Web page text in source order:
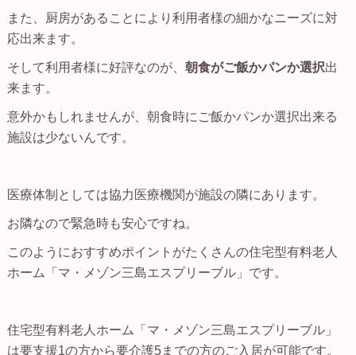
また、厨房があることにより利用者様の細かなニーズに対
応出来ます。
そして利用者様に好評なのが、 朝食がご飯かパンか選択出
来ます。
意外かもしれませんが、朝食時にご飯かパンか選択出来る
施設は少ないんです。
医療体制としては協力医療機関が施設の隣にあります。
お隣なので緊急時も安心ですね。
このようにおすすめポイントがたくさんの住宅型有料老人
ホーム「マ・メゾン三島エスプリーブル」です。
住宅型有料老人ホーム「マ・メゾン三島エスプリーブル」
は要支援1の方から要介護5までの方のご入居が可能です。